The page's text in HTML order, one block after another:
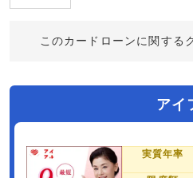
このカードローンに関する
アイ
実質年率